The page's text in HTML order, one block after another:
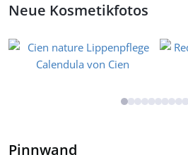
Neue Kosmetikfotos
Pinnwand